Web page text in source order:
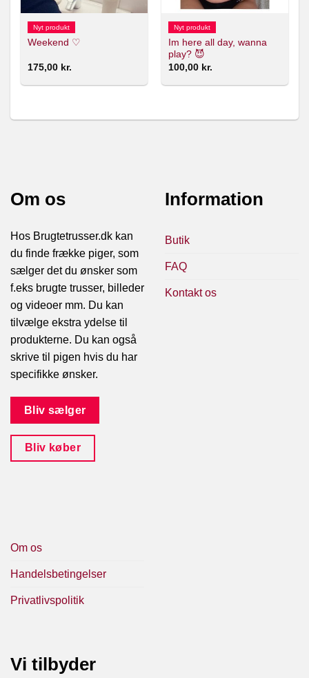
Nyt produkt
Weekend ♡
175,00 kr.
Nyt produkt
Im here all day, wanna
play? 😈
100,00 kr.
Om os
Hos Brugtetrusser.dk kan
du finde frække piger, som
sælger det du ønsker som
f.eks brugte trusser, billeder
og videoer mm. Du kan
tilvælge ekstra ydelse til
produkterne. Du kan også
skrive til pigen hvis du har
specifikke ønsker.
Bliv sælger
Bliv køber
Information
Butik
FAQ
Kontakt os
Om os
Handelsbetingelser
Privatlivspolitik
Vi tilbyder